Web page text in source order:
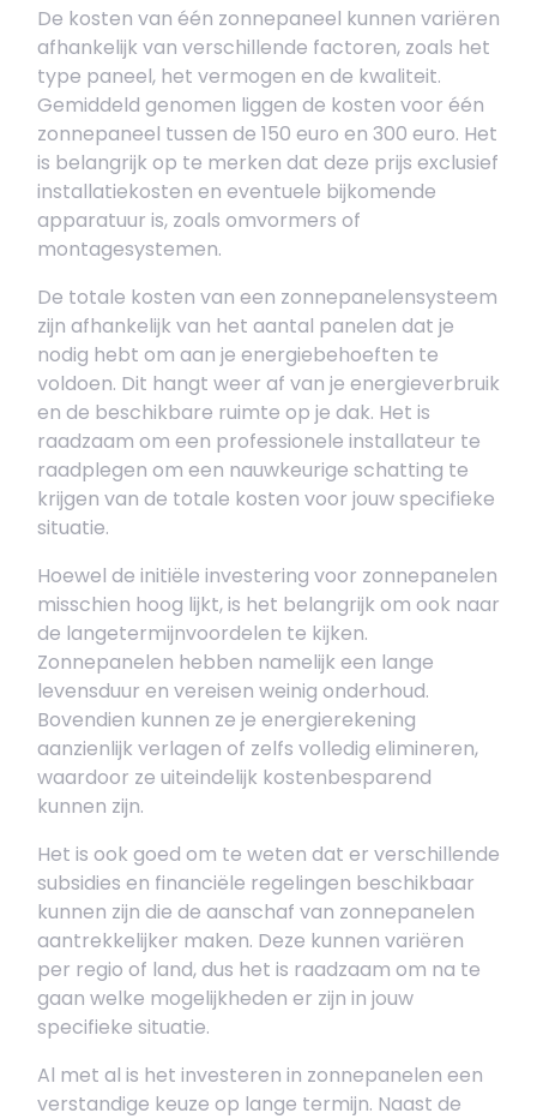
De kosten van één zonnepaneel kunnen variëren
afhankelijk van verschillende factoren, zoals het
type paneel, het vermogen en de kwaliteit.
Gemiddeld genomen liggen de kosten voor één
zonnepaneel tussen de 150 euro en 300 euro. Het
is belangrijk op te merken dat deze prijs exclusief
installatiekosten en eventuele bijkomende
apparatuur is, zoals omvormers of
montagesystemen.
De totale kosten van een zonnepanelensysteem
zijn afhankelijk van het aantal panelen dat je
nodig hebt om aan je energiebehoeften te
voldoen. Dit hangt weer af van je energieverbruik
en de beschikbare ruimte op je dak. Het is
raadzaam om een professionele installateur te
raadplegen om een nauwkeurige schatting te
krijgen van de totale kosten voor jouw specifieke
situatie.
Hoewel de initiële investering voor zonnepanelen
misschien hoog lijkt, is het belangrijk om ook naar
de langetermijnvoordelen te kijken.
Zonnepanelen hebben namelijk een lange
levensduur en vereisen weinig onderhoud.
Bovendien kunnen ze je energierekening
aanzienlijk verlagen of zelfs volledig elimineren,
waardoor ze uiteindelijk kostenbesparend
kunnen zijn.
Het is ook goed om te weten dat er verschillende
subsidies en financiële regelingen beschikbaar
kunnen zijn die de aanschaf van zonnepanelen
aantrekkelijker maken. Deze kunnen variëren
per regio of land, dus het is raadzaam om na te
gaan welke mogelijkheden er zijn in jouw
specifieke situatie.
Al met al is het investeren in zonnepanelen een
verstandige keuze op lange termijn. Naast de